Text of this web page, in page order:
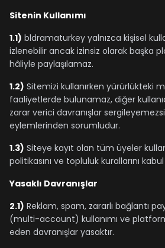
Sitenin Kullanımı
1.1) bldramaturkey yalnızca kişisel
izlenebilir ancak izinsiz olarak başka
hâliyle paylaşılamaz.
1.2) Sitemizi kullanırken yürürlükteki
faaliyetlerde bulunamaz, diğer
zarar verici davranışlar
eylemlerinden sorumludur.
1.3) Siteye kayıt olan tüm üyeler
politikasını ve topluluk kurallarını
Yasaklı Davranışlar
2.1) Reklam, spam, zararlı bağlantı
(multi-account) kullanımı ve
eden davranışlar yasaktır.